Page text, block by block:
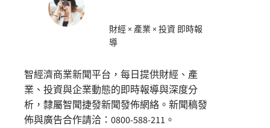
財經 × 產業 × 投資 即時報
導
智經濟商業新聞平台，每日提供財經、產
業、投資與企業動態的即時報導與深度分
析，隸屬智聞捷發新聞發佈網絡。新聞稿發
佈與廣告合作請洽：0800-588-211。